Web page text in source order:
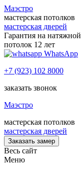
Маэстро
мастерская потолков
мастерская дверей
Гарантия на натяжной
потолок 12 лет
WhatsApp
+7 (923) 102 8000
заказать звонок
Маэстро
мастерская потолков
мастерская дверей
Заказать замер
Весь сайт
Меню